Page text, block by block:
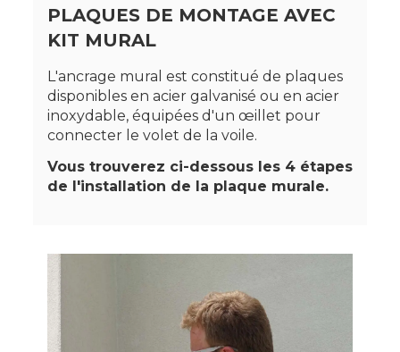
PLAQUES DE MONTAGE AVEC
KIT MURAL
L'ancrage mural est constitué de plaques
disponibles en acier galvanisé ou en acier
inoxydable, équipées d'un œillet pour
connecter le volet de la voile.
Vous trouverez ci-dessous les 4 étapes
de l'installation de la plaque murale.